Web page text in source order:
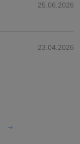
25.06.2026
23.04.2026